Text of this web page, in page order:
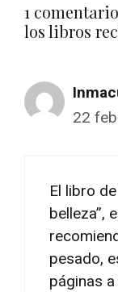
1
los libros
22
El libro
belleza”,
pesado,
páginas